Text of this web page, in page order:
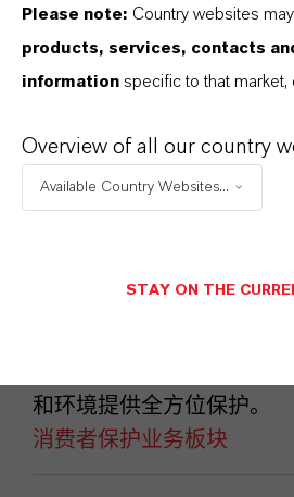
和环境提供全方位保护。
消费者保护业务板块
Please note: Country websites
products, services, contacts
information specific to that market,
Overview of all our country
Available Country Websites...
STAY ON THE